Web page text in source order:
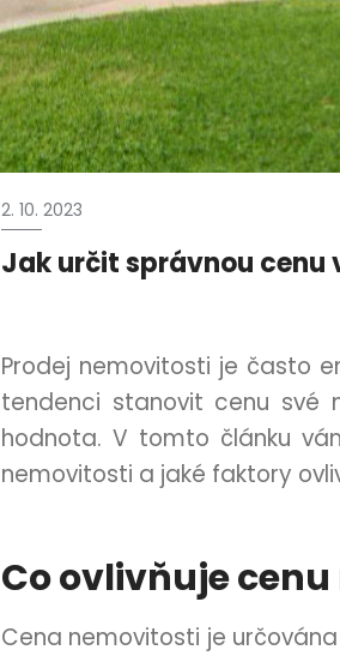
2. 10. 2023
Jak určit správnou cenu
Prodej nemovitosti je často
tendenci stanovit cenu své
hodnota. V tomto článku
nemovitosti a jaké faktory
Co ovlivňuje
Cena nemovitosti je